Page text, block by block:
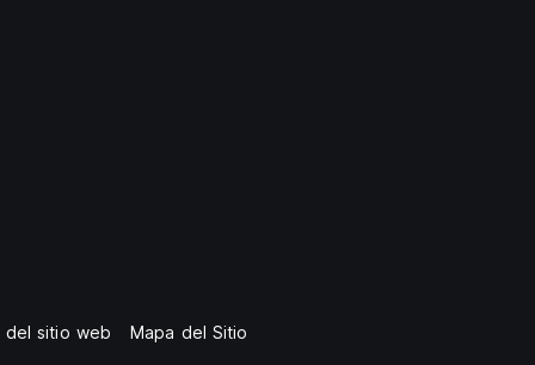
del sitio web Mapa del Sitio